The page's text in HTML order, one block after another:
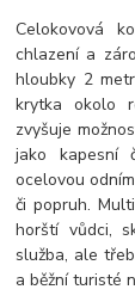
Celokovová
chlazení a
hloubky 2
krytka okolo
zvyšuje
jako kapesní
ocelovou
či popruh.
horští vůdci,
služba, ale
a běžní turisté